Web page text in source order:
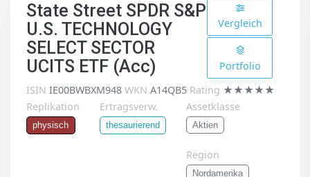
State Street SPDR S&P
U.S. TECHNOLOGY
SELECT SECTOR
UCITS ETF (Acc)
Vergleich
Portfolio
ISIN IE00BWBXM948 WKN A14QB5 Rating ★★★★★
Replikation
physisch
Ertragsverw.
thesaurierend
Assetklasse
Aktien
Region
Nordamerika